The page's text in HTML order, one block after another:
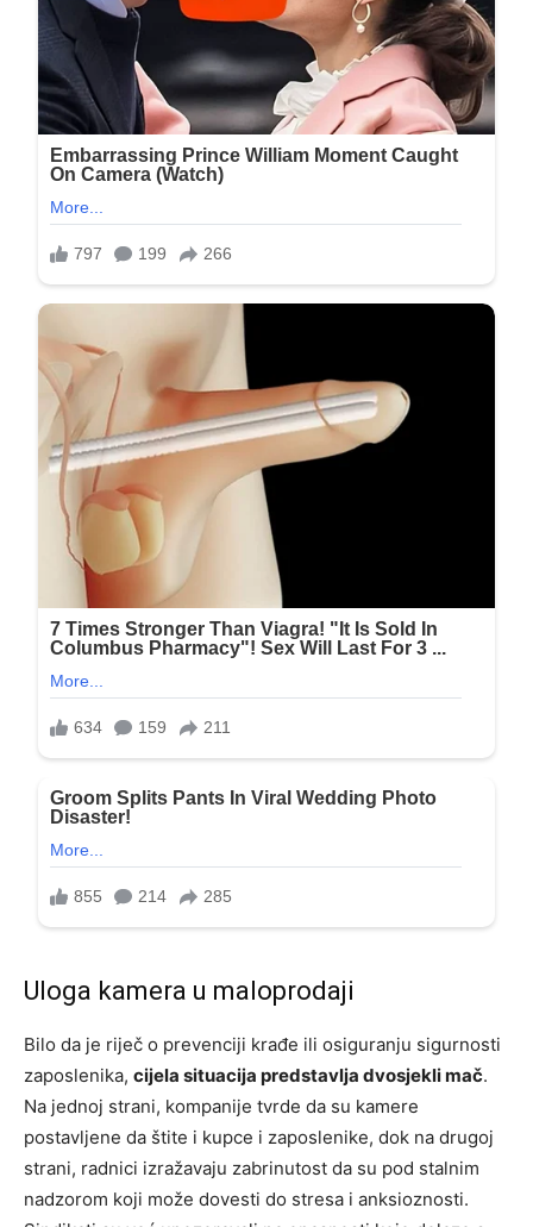
Uloga kamera u maloprodaji
Bilo da je riječ o prevenciji krađe ili osiguranju sigurnosti
zaposlenika, cijela situacija predstavlja dvosjekli mač.
Na jednoj strani, kompanije tvrde da su kamere
postavljene da štite i kupce i zaposlenike, dok na drugoj
strani, radnici izražavaju zabrinutost da su pod stalnim
nadzorom koji može dovesti do stresa i anksioznosti.